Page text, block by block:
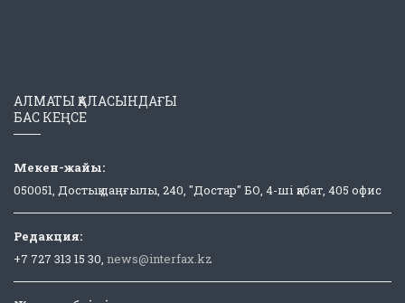
АЛМАТЫ ҚАЛАСЫНДАҒЫ
БАС КЕҢСЕ
Мекен-жайы:
050051, Достық даңғылы, 240, "Достар" БО, 4-ші қабат, 405 офис
Редакция:
+7 727 313 15 30, news@interfax.kz